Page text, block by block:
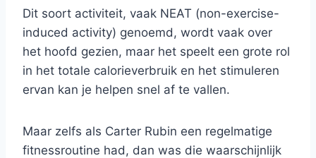
Dit soort activiteit, vaak NEAT (non-exercise-
induced activity) genoemd, wordt vaak over
het hoofd gezien, maar het speelt een grote rol
in het totale calorieverbruik en het stimuleren
ervan kan je helpen snel af te vallen.
Maar zelfs als Carter Rubin een regelmatige
fitnessroutine had, dan was die waarschijnlijk